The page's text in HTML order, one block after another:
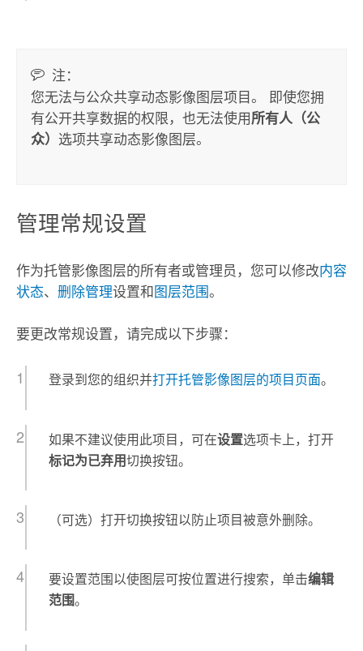
注：
您无法与公众共享动态影像图层项目。 即使您拥
有公开共享数据的权限，也无法使用所有人（公
众） 选项共享动态影像图层。
管理常规设置
作为托管影像图层的所有者或管理员，您可以修改内容
状态、 删除管理设置和图层范围。
要更改常规设置，请完成以下步骤：
登录到您的组织并打开托管影像图层的项目页面。
如果不建议使用此项目，可在设置选项卡上，打开
标记为已弃用切换按钮。
（可选）打开切换按钮以防止项目被意外删除。
要设置范围以使图层可按位置进行搜索，单击编辑
范围。